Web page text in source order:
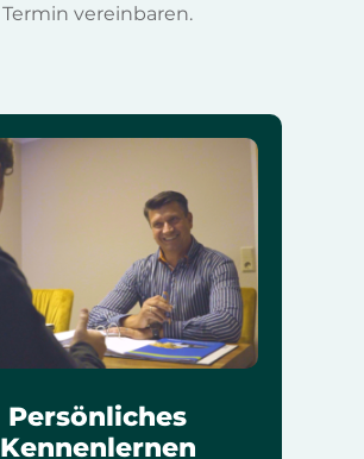
Termin vereinbaren.
Persönliches
Kennenlernen